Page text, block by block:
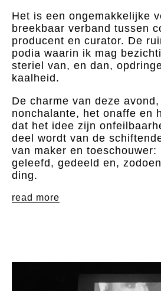
Het is een ongemakkelijke
breekbaar verband tussen
producent en curator. De
podia waarin ik mag
steriel van, en dan,
kaalheid.
De charme van deze
nonchalante, het onaffe en
dat het idee zijn
deel wordt van de
van maker en toeschouwer:
geleefd, gedeeld en,
ding.
read more